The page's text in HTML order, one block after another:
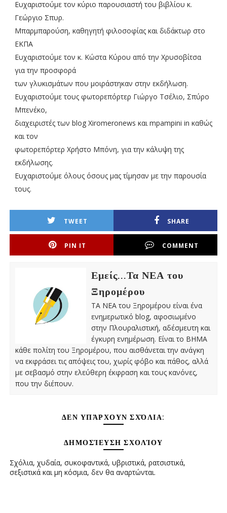
Ευχαριστούμε τον κύριο παρουσιαστή του βιβλίου κ.
Γεώργιο Σπυρ.
Μπαρμπαρούση, καθηγητή φιλοσοφίας και διδάκτωρ στο
ΕΚΠΑ
Ευχαριστούμε τον κ. Κώστα Κύρου από την Χρυσοβίτσα
για την προσφορά
των γλυκισμάτων που μοιράστηκαν στην εκδήλωση.
Ευχαριστούμε τους φωτορεπόρτερ Γιώργο Τσέλιο, Σπύρο
Μπενέκο,
διαχειριστές των blog Xiromeronews και mpampini in καθώς
και τον
φωτορεπόρτερ Χρήστο Μπόνη, για την κάλυψη της
εκδήλωσης.
Ευχαριστούμε όλους όσους μας τίμησαν με την παρουσία
τους.
TWEET SHARE
PIN IT COMMENT
Εμείς...Τα ΝΕΑ του
Ξηρομέρου
ΤΑ ΝΕΑ του Ξηρομέρου είναι ένα
ενημερωτικό blog, αφοσιωμένο
στην Πλουραλιστική, αδέσμευτη και
έγκυρη ενημέρωση. Είναι το ΒΗΜΑ
κάθε πολίτη του Ξηρομέρου, που αισθάνεται την ανάγκη
να εκφράσει τις απόψεις του, χωρίς φόβο και πάθος, αλλά
με σεβασμό στην ελεύθερη έκφραση και τους κανόνες,
που την διέπουν.
ΔΕΝ ΥΠΆΡΧΟΥΝ ΣΧΌΛΙΑ:
ΔΗΜΟΣΊΕΥΣΗ ΣΧΟΛΊΟΥ
Σχόλια, χυδαία, συκοφαντικά, υβριστικά, ρατσιστικά,
σεξιστικά και μη κόσμια, δεν θα αναρτώνται.